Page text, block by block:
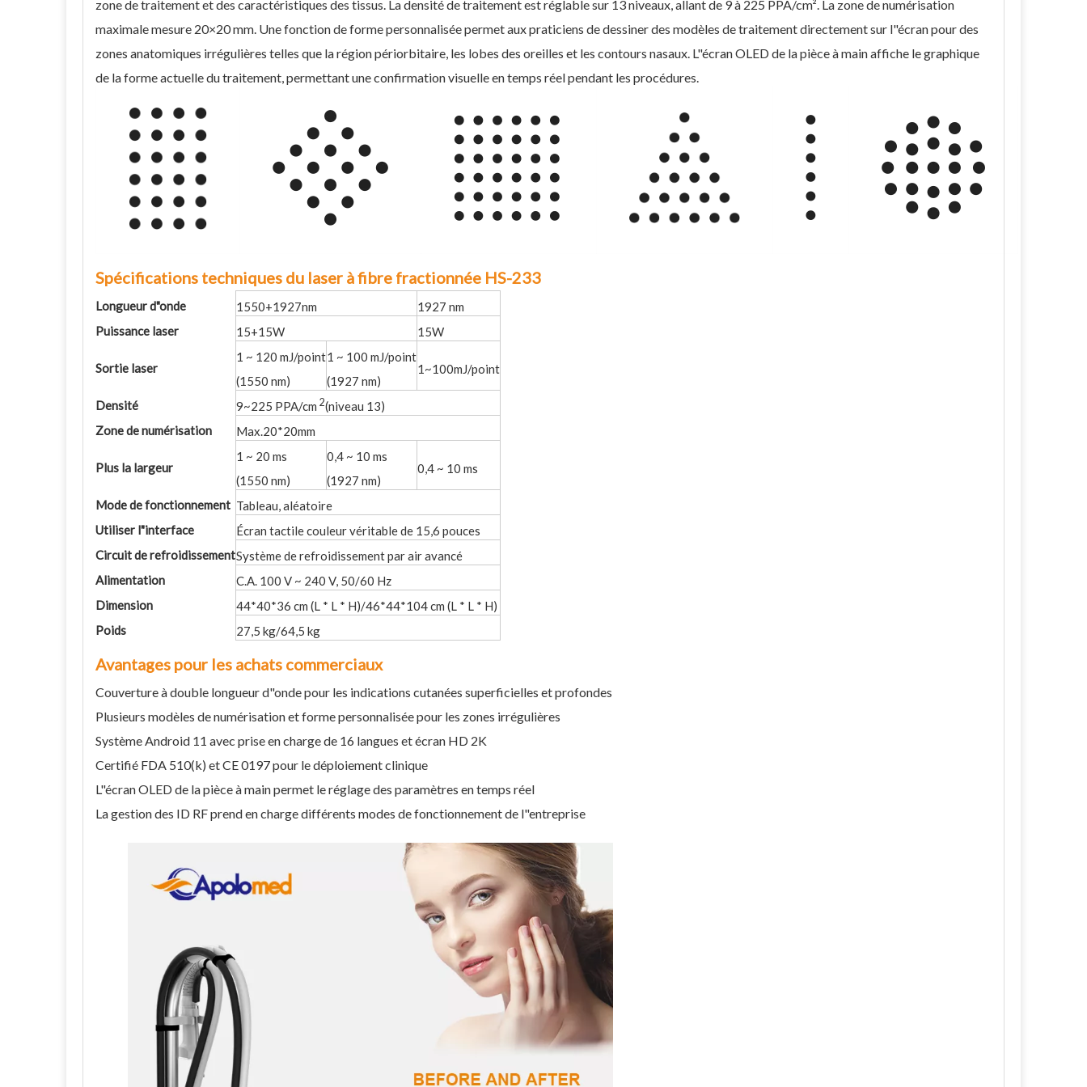
zone de traitement et des caractéristiques des tissus. La densité de traitement est réglable sur 13 niveaux, allant de 9 à 225 PPA/cm². La zone de numérisation
maximale mesure 20×20 mm. Une fonction de forme personnalisée permet aux praticiens de dessiner des modèles de traitement directement sur l"écran pour des
zones anatomiques irrégulières telles que la région périorbitaire, les lobes des oreilles et les contours nasaux. L"écran OLED de la pièce à main affiche le graphique
de la forme actuelle du traitement, permettant une confirmation visuelle en temps réel pendant les procédures.
Spécifications techniques du laser à fibre fractionnée HS-233
Longueur d"onde 1550+1927nm
1927 nm
Puissance laser
15+15W 15W
Sortie laser
1 ~ 120 mJ/point
(1550 nm)
1 ~ 100 mJ/point
(1927 nm)
1~100mJ/point
Densité 9~225 PPA/cm 2(niveau 13)
Zone de numérisation
Max.20*20mm
Plus la largeur
1 ~ 20 ms
(1550 nm)
0,4 ~ 10 ms
(1927 nm)
0,4 ~ 10 ms
Mode de fonctionnement Tableau, aléatoire
Utiliser l"interface
Écran tactile couleur véritable de 15,6 pouces
Circuit de refroidissementSystème de refroidissement par air avancé
Alimentation
C.A. 100 V ~ 240 V, 50/60 Hz
Dimension
44*40*36 cm (L * L * H)/46*44*104 cm (L * L * H)
Poids
27,5 kg/64,5 kg
Avantages pour les achats commerciaux
Couverture à double longueur d"onde pour les indications cutanées superficielles et profondes
Plusieurs modèles de numérisation et forme personnalisée pour les zones irrégulières
Système Android 11 avec prise en charge de 16 langues et écran HD 2K
Certifié FDA 510(k) et CE 0197 pour le déploiement clinique
L"écran OLED de la pièce à main permet le réglage des paramètres en temps réel
La gestion des ID RF prend en charge différents modes de fonctionnement de l"entreprise